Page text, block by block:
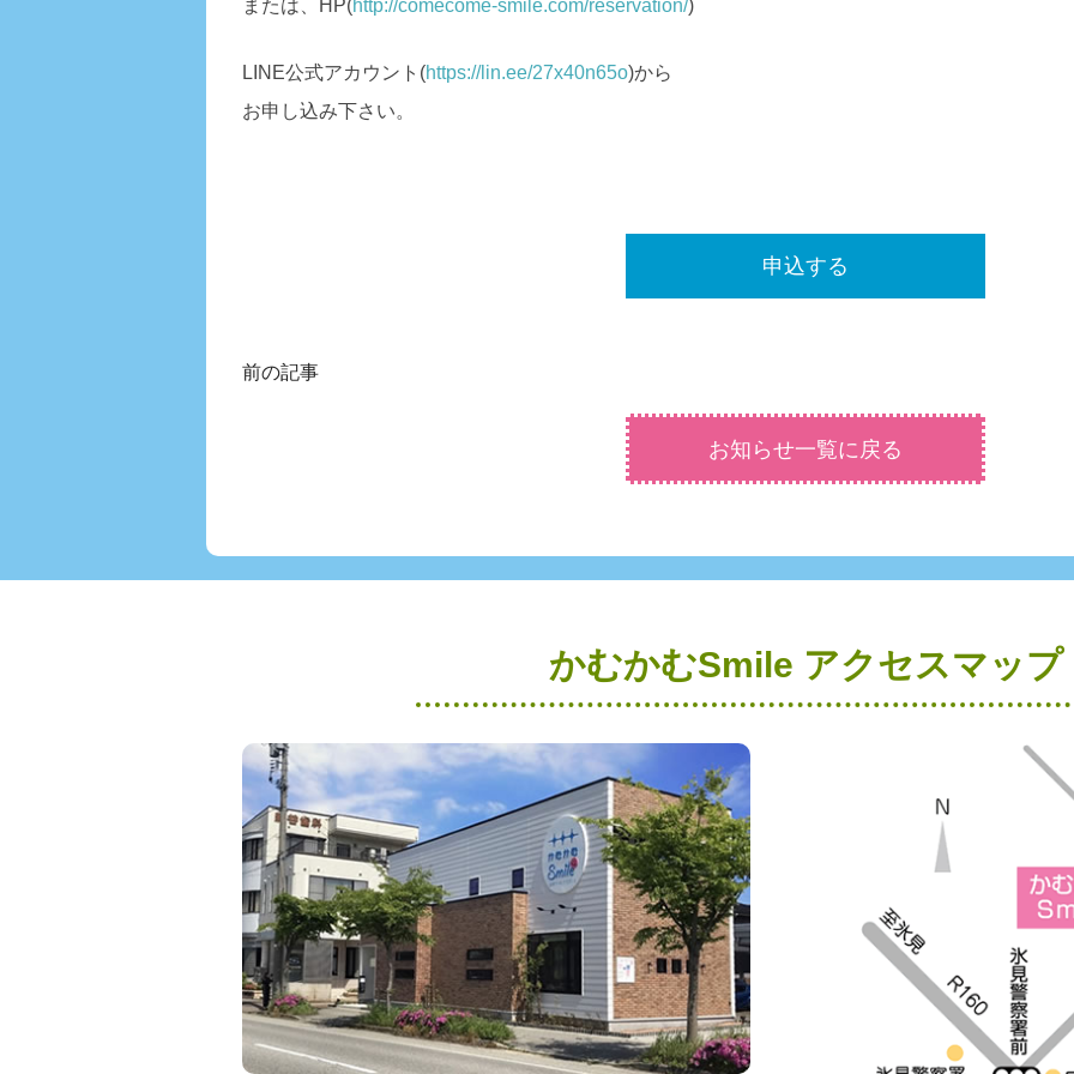
または、HP(http://comecome-smile.com/reservation/)
LINE公式アカウント(https://lin.ee/27x40n65o)から
お申し込み下さい。
申込する
前の記事
お知らせ一覧に戻る
かむかむSmile アクセスマップ